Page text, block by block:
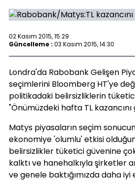
02 Kasım 2015, 15:29
Güncelleme : 03 Kasım 2015, 14:30
Londra'da Rabobank Gelişen
seçimlerini Bloomberg HT'ye
politikadaki belirsizliklerin
"Önümüzdeki hafta TL
Matys piyasaların seçim
ekonomiye 'olumlu' etkisi
belirsizlikler tüketici güvenine
kalktı ve hanehalkıyla şirketler
ve genele baktığımızda daha